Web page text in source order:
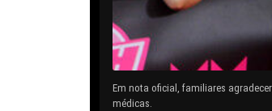
Em nota oficial, familiares
médicas.